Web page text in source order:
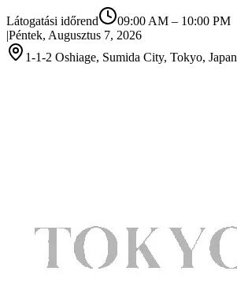
Látogatási időrend 09:00 AM – 10:00 PM
|Péntek, Augusztus 7, 2026
1-1-2 Oshiage, Sumida City, Tokyo, Japan